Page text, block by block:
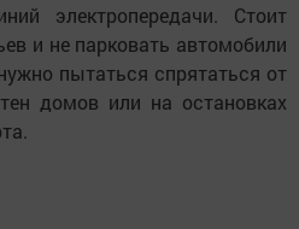
электропередачи. Стоит
и не парковать автомобили
пытаться спрятаться от
домов или на остановках